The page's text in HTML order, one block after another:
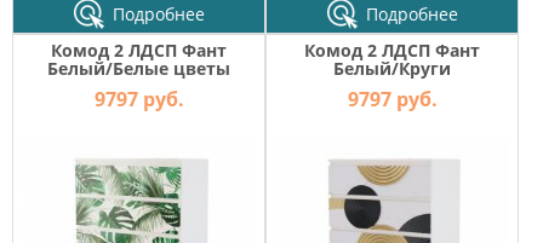
Подробнее
Подробнее
Комод 2 ЛДСП Фант
Белый/Белые цветы
9797 руб.
Комод 2 ЛДСП Фант
Белый/Круги
9797 руб.